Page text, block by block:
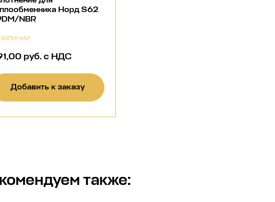
Норд S62
NBR
руб. с НДС
Добавить к заказу
также: